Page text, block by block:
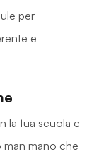
per
e
la tua scuola e
man mano che